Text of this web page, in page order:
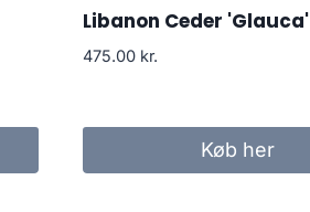
Libanon Ceder 'Glauca'
475.00 kr.
Køb her